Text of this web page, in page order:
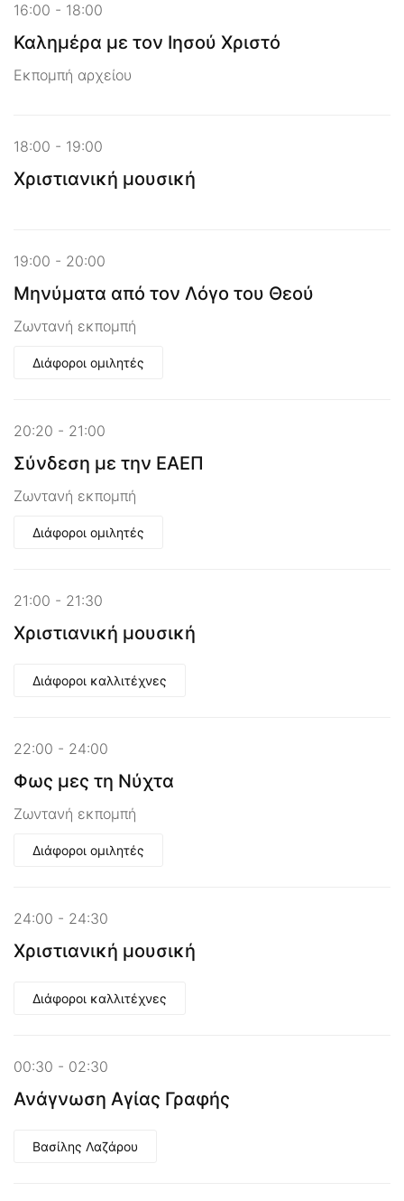
16:00 - 18:00
Καλημέρα με τον Ιησού Χριστό
Εκπομπή αρχείου
18:00 - 19:00
Χριστιανική μουσική
19:00 - 20:00
Μηνύματα από τον Λόγο του Θεού
Ζωντανή εκπομπή
Διάφοροι ομιλητές
20:20 - 21:00
Σύνδεση με την ΕΑΕΠ
Ζωντανή εκπομπή
Διάφοροι ομιλητές
21:00 - 21:30
Χριστιανική μουσική
Διάφοροι καλλιτέχνες
22:00 - 24:00
Φως μες τη Νύχτα
Ζωντανή εκπομπή
Διάφοροι ομιλητές
24:00 - 24:30
Χριστιανική μουσική
Διάφοροι καλλιτέχνες
00:30 - 02:30
Ανάγνωση Αγίας Γραφής
Βασίλης Λαζάρου